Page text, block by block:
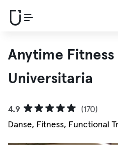
Anytime Fitness
Universitaria
4.9
(170)
Danse, Fitness, Functional